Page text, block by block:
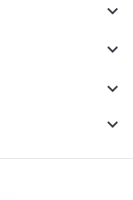



